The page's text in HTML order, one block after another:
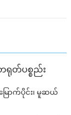
တ်ပစ္စည်း
ြောက်ပိုင်း၊ မူဆယ်